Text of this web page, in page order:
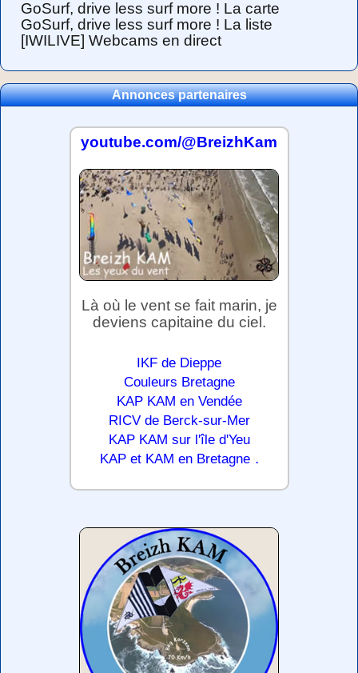
GoSurf, drive less surf more ! La carte
GoSurf, drive less surf more ! La liste
[IWILIVE] Webcams en direct
Annonces partenaires
youtube.com/@BreizhKam
Là où le vent se fait marin, je
deviens capitaine du ciel.
IKF de Dieppe
Couleurs Bretagne
KAP KAM en Vendée
RICV de Berck-sur-Mer
KAP KAM sur l'île d'Yeu
KAP et KAM en Bretagne .